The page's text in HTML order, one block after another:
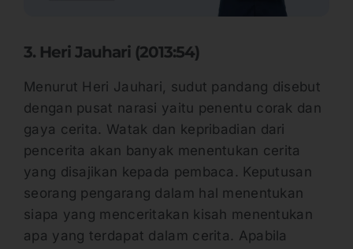
3. Heri Jauhari (2013:54)
Menurut Heri Jauhari, sudut pandang disebut
dengan pusat narasi yaitu penentu corak dan
gaya cerita. Watak dan kepribadian dari
pencerita akan banyak menentukan cerita
yang disajikan kepada pembaca. Keputusan
seorang pengarang dalam hal menentukan
siapa yang menceritakan kisah menentukan
apa yang terdapat dalam cerita. Apabila